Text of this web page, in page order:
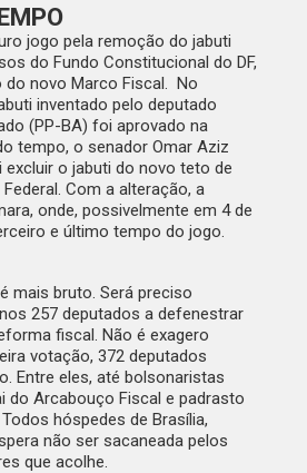
jogo pela remoção do jabuti
do Fundo Constitucional do DF,
novo Marco Fiscal. No
inventado pelo deputado
(PP-BA) foi aprovado na
tempo, o senador Omar Aziz
excluir o jabuti do novo teto de
Com a alteração, a
onde, possivelmente em 4 de
e último tempo do jogo.
mais bruto. Será preciso
257 deputados a defenestrar
fiscal. Não é exagero
votação, 372 deputados
Entre eles, até bolsonaristas
do Arcabouço Fiscal e padrasto
hóspedes de Brasília,
não ser sacaneada pelos
que acolhe.